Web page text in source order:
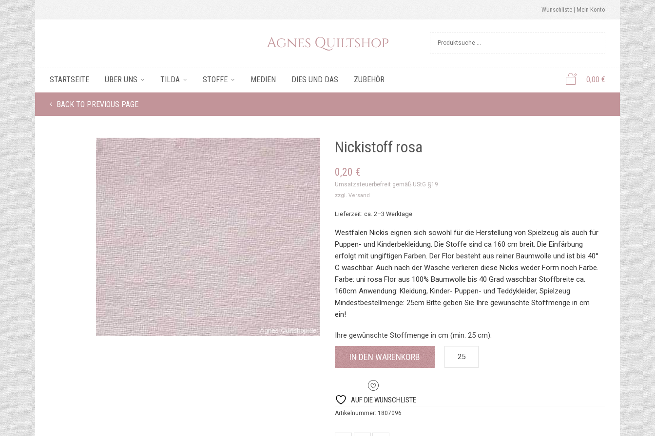
Wunschliste | Mein Konto
STARTSEITE ÜBER UNS TILDA STOFFE MEDIEN DIES UND DAS ZUBEHÖR 0,00 €
BACK TO PREVIOUS PAGE
Nickistoff rosa
0,20 €
Umsatzsteuerbefreit gemäß UStG §19
zzgl. Versand
Lieferzeit: ca. 2–3 Werktage
Westfalen Nickis eignen sich sowohl für die Herstellung von Spielzeug als auch für
Puppen- und Kinderbekleidung. Die Stoffe sind ca 160 cm breit. Die Einfärbung
erfolgt mit ungiftigen Farben. Der Flor besteht aus reiner Baumwolle und ist bis 40°
C waschbar. Auch nach der Wäsche verlieren diese Nickis weder Form noch Farbe.
Farbe: uni rosa Flor aus 100% Baumwolle bis 40 Grad waschbar Stoffbreite ca.
160cm Anwendung: Kleidung, Kinder- Puppen- und Teddykleider, Spielzeug
Mindestbestellmenge: 25cm Bitte geben Sie Ihre gewünschte Stoffmenge in cm
ein!
Ihre gewünschte Stoffmenge in cm (min. 25 cm):
IN DEN WARENKORB
AUF DIE WUNSCHLISTE
Artikelnummer: 1807096